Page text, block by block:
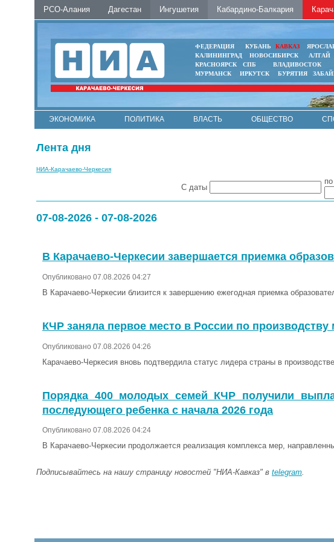
РСО-Алания Дагестан Ингушетия Кабардино-Балкария
ФЕДЕРАЦИЯ КУБАНЬ КАВКАЗ
КАЛИНИНГРАД
НОВОСИБИРСК АЛТАЙ
КРАСНОЯРСК
СПБ ВЛАДИВОСТОК
МУРМАНСК
ИРКУТСК БУРЯТИЯ
ЭКОНОМИКА ПОЛИТИКА ВЛАСТЬ ОБЩЕСТВО
Лента дня
НИА-Карачаево-Черкесия
С даты
07-08-2026 - 07-08-2026
В Карачаево-Черкесии завершается приемка
Опубликовано 07.08.2026 04:27
В Карачаево-Черкесии близится к завершению ежегодная приемка
КЧР заняла первое место в России по
Опубликовано 07.08.2026 04:26
Карачаево-Черкесия вновь подтвердила статус лидера страны в
Порядка 400 молодых семей КЧР получили
последующего ребенка с начала 2026 года
Опубликовано 07.08.2026 04:24
В Карачаево-Черкесии продолжается реализация комплекса мер,
Подписывайтесь на нашу страницу новостей "НИА-Кавказ" в telegram.